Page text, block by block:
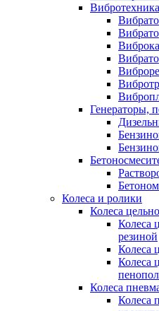
Вибротехника
Генераторы,
Колеса и ролики
Колеса
Колеса
резиной
Колеса
Колеса
Колеса
Колеса